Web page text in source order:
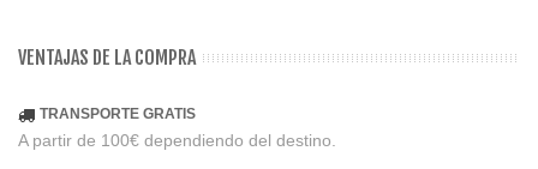
VENTAJAS DE LA COMPRA
TRANSPORTE GRATIS
A partir de 100€ dependiendo del destino.